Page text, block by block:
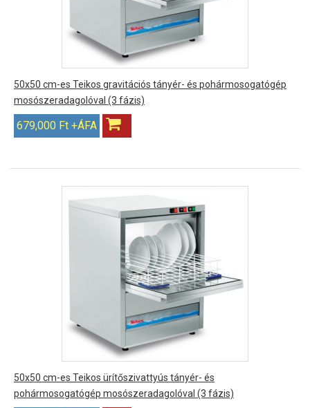
50x50 cm-es Teikos gravitációs tányér- és pohármosogatógép
mosószeradagolóval (3 fázis)
679,000 Ft +ÁFA
50x50 cm-es Teikos ürítőszivattyús tányér- és
pohármosogatógép mosószeradagolóval (3 fázis)